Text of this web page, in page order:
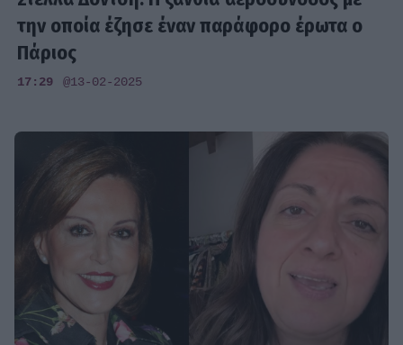
την οποία έζησε έναν παράφορο έρωτα ο
Πάριος
17:29 @13-02-2025